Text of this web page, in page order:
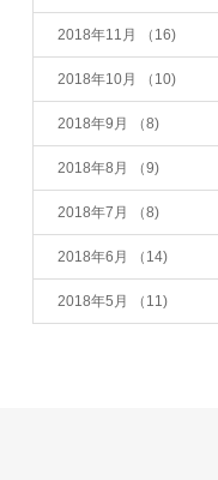
2018年11月 （16)
2018年10月 （10)
2018年9月 （8)
2018年8月 （9)
2018年7月 （8)
2018年6月 （14)
2018年5月 （11)